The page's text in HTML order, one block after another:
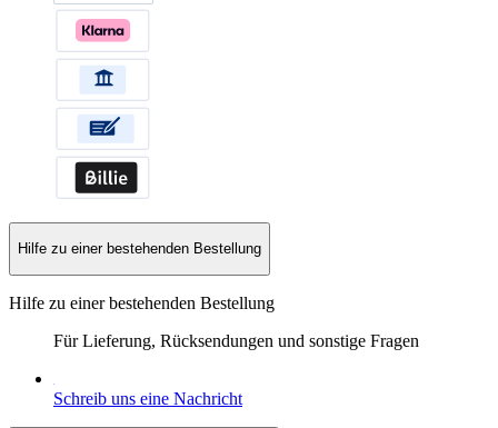
Hilfe zu einer bestehenden Bestellung
Hilfe zu einer bestehenden Bestellung
Für Lieferung, Rücksendungen und sonstige Fragen
Schreib uns eine Nachricht